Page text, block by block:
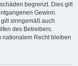
begrenzt. Dies gilt
Gewinn.
sinngemäß auch
des Betreibers.
nationalem Recht bleiben